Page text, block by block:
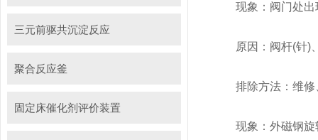
三元前驱共沉淀反应
聚合反应釜
固定床催化剂评价装置
现象：阀门处出
原因：阀杆(针)
排除方法：维修
现象：外磁钢旋